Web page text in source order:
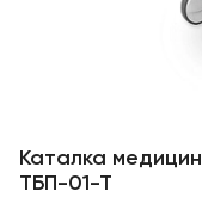
Каталка
ТБП-01-Т